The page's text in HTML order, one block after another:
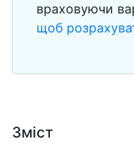
Зміст
враховуючи
щоб